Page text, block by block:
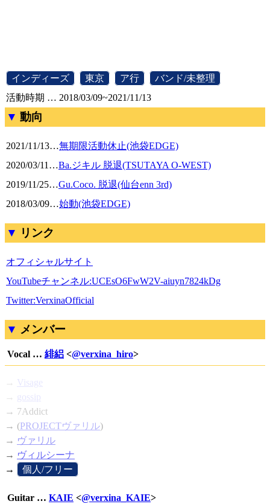
インディーズ 東京 ア行 バンド/未整理
活動時期 … 2018/03/09~2021/11/13
動向
2021/11/13…無期限活動休止(池袋EDGE)
2020/03/11 …Ba.ジキル 脱退(TSUTAYA O-WEST)
2019/11/25…Gu.Coco. 脱退(仙台enn 3rd)
2018/03/09…始動(池袋EDGE)
リンク
オフィシャルサイト
YouTubeチャンネル:UCEsO6FwW2V-aiuyn7824kDg
Twitter:VerxinaOfficial
メンバー
Vocal … 緋絽 <@verxina_hiro>
→ Visage
→ gossip
→ 7Addict
→ (PROJECTヴァリル)
→ ヴァリル
→ ヴィルシーナ
→
個人/フリー
Guitar … KAIE <@verxina_KAIE>